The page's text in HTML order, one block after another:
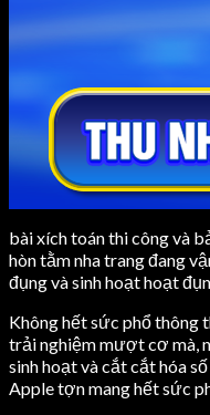
bài xích toán thi công và
hòn tằm nha trang đang
đụng và sinh hoạt hoạt
Không hết sức phổ thông
trải nghiệm mượt cơ mà,
sinh hoạt và cắt cắt hóa
Apple tợn mang hết sức